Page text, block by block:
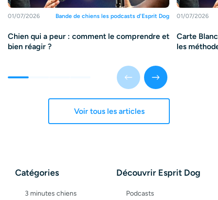
Catégories
3 minutes chiens
Découvrir Esprit Dog
Podcasts
01/07/2026 Bande de chiens les podcasts d'Esprit Dog
Chien qui a peur : comment le comprendre et
bien réagir ?
01/07/2026
Carte
les
Voir tous les articles